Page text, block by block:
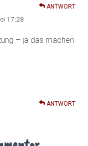
ANTWORT
17:28
– ja das machen
ANTWORT